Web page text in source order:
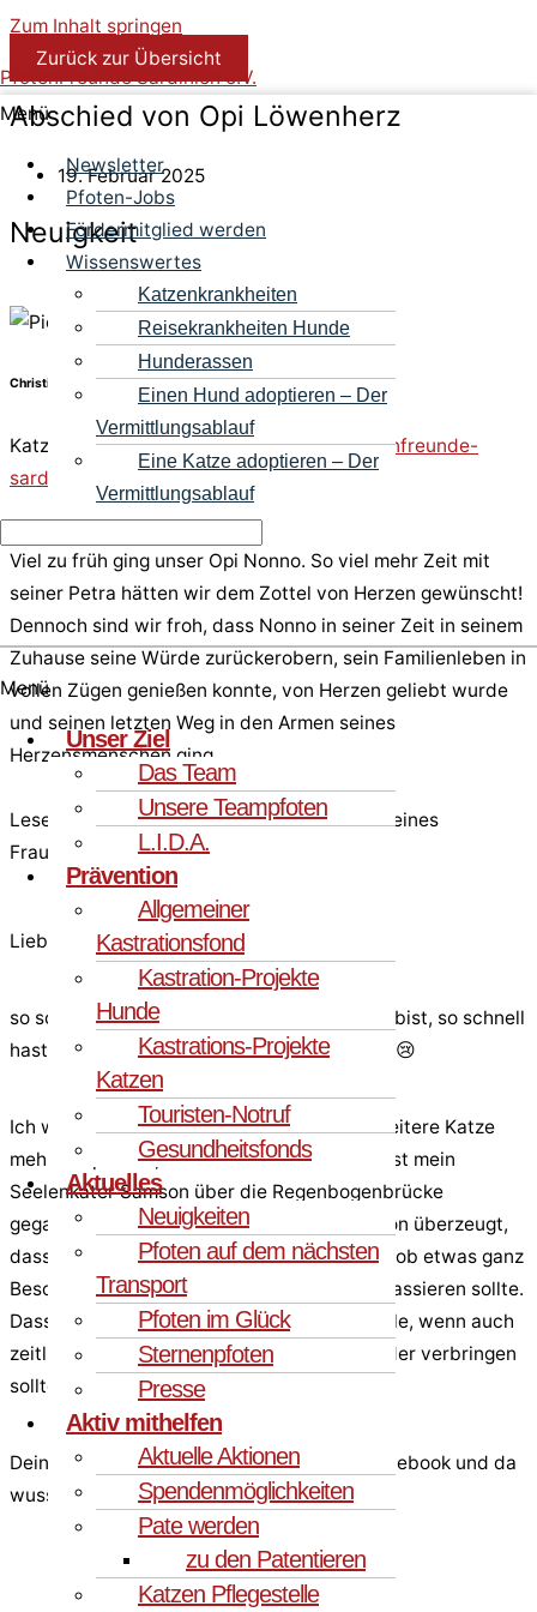
Zum Inhalt springen
PfotenFreunde Sardinien e.V.
Menü
Newsletter
Pfoten-Jobs
Fördermitglied werden
Wissenswertes
Katzenkrankheiten
Reisekrankheiten Hunde
Hunderassen
Einen Hund adoptieren – Der
Vermittlungsablauf
Eine Katze adoptieren – Der
Vermittlungsablauf
Menü
Unser Ziel
Das Team
Unsere Teampfoten
L.I.D.A.
Prävention
Allgemeiner
Kastrationsfond
Kastration-Projekte
Hunde
Kastrations-Projekte
Katzen
Touristen-Notruf
Gesundheitsfonds
Aktuelles
Neuigkeiten
Pfoten auf dem nächsten
Transport
Pfoten im Glück
Sternenpfoten
Presse
Aktiv mithelfen
Aktuelle Aktionen
Spendenmöglichkeiten
Pate werden
zu den Patentieren
Katzen Pflegestelle
Zurück zur Übersicht
Abschied von Opi Löwenherz
19. Februar 2025
Neuigkeit
Christine Bininda
Katzenvermittlerinchristine.bininda@pfotenfreunde-
sardinien.de
oder direktTel. 089 43549824
Viel zu früh ging unser Opi Nonno. So viel mehr Zeit mit
seiner Petra hätten wir dem Zottel von Herzen gewünscht!
Dennoch sind wir froh, dass Nonno in seiner Zeit in seinem
Zuhause seine Würde zurückerobern, sein Familienleben in
vollen Zügen genießen konnte, von Herzen geliebt wurde
und seinen letzten Weg in den Armen seines
Herzensmenschen ging.
Lesen Sie hier den berührenden Abschied seines
Frauchen:
Lieber Nonno,
so schnell wie Du in unser Leben gerauscht bist, so schnell
hast Du Dich auch wieder davon gestohlen. 😢
Ich weiß noch, eigentlich wollte ich keine weitere Katze
mehr adoptieren, war doch im Jahr zuvor erst mein
Seelenkater Samson über die Regenbogenbrücke
gegangen. Und doch bin ich felsenfest davon überzeugt,
dass Samson Dich zu uns geschickt hat. Als ob etwas ganz
Besonderes in Deinem und meinem Leben passieren sollte.
Dass sich 2 Herzen finden und noch eine tolle, wenn auch
zeitlich sehr eingeschränkte, Zeit mit einander verbringen
sollten.
Dein Bild entdeckte ich eher zufällig auf Facebook und da
wusste ich schon: Der Opi gehört zu uns.